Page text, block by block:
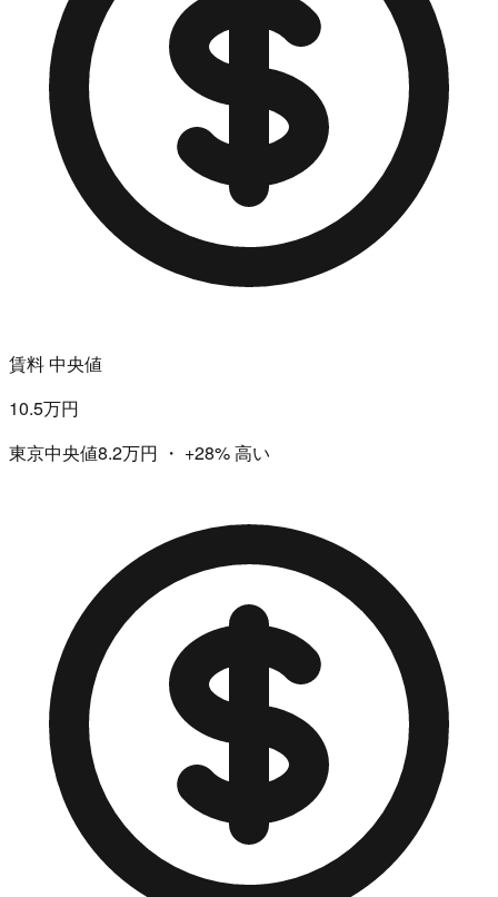
賃料 中央値
10.5万円
東京中央値8.2万円 ・ +28%高い